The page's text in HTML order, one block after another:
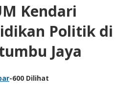
Kendari
Politik di
Jaya
-600 Dilihat